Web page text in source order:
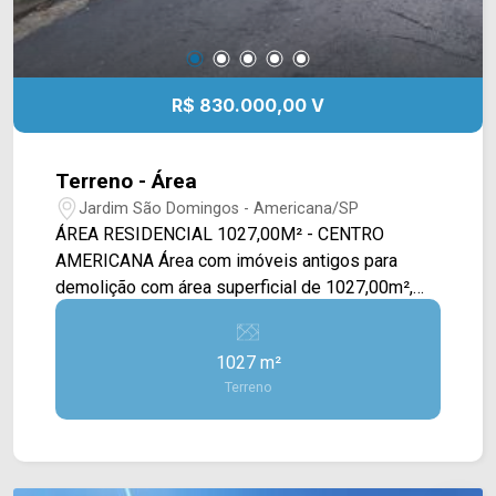
R$ 830.000,00 V
Terreno - Área
Jardim São Domingos - Americana/SP
ÁREA RESIDENCIAL 1027,00M² - CENTRO
AMERICANA Área com imóveis antigos para
demolição com área superficial de 1027,00m²,
1027 m²
Terreno